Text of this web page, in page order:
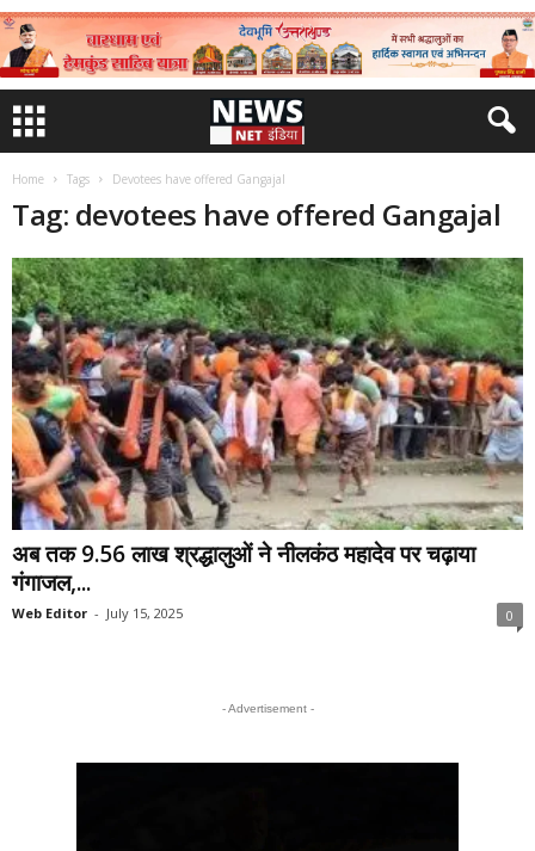
Home Tags Devotees have offered Gangajal
Tag: devotees have offered Gangajal
अब तक 9.56 लाख श्रद्धालुओं ने नीलकंठ महादेव पर चढ़ाया
गंगाजल,...
Web Editor - July 15, 2025 0
- Advertisement -